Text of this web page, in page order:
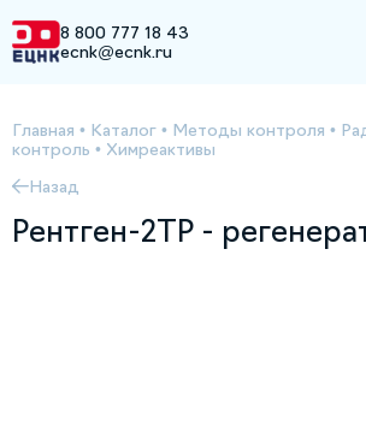
8 800 777 18 43
ecnk@ecnk.ru
Главная • Каталог • Методы контроля •
контроль • Химреактивы
Назад
Рентген-2ТР -